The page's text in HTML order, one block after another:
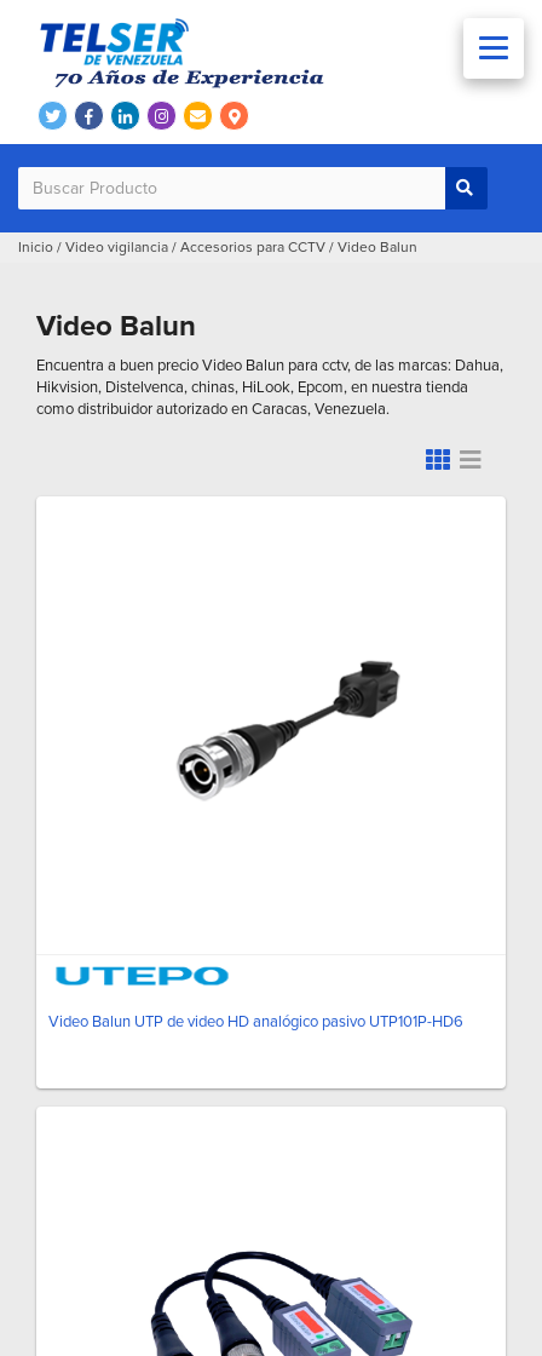
Inicio / Video vigilancia / Accesorios para CCTV / Video Balun
Video Balun
Encuentra a buen precio Video Balun para cctv, de las marcas: Dahua,
Hikvision, Distelvenca, chinas, HiLook, Epcom, en nuestra tienda
como distribuidor autorizado en Caracas, Venezuela.
Video Balun UTP de video HD analógico pasivo UTP101P-HD6